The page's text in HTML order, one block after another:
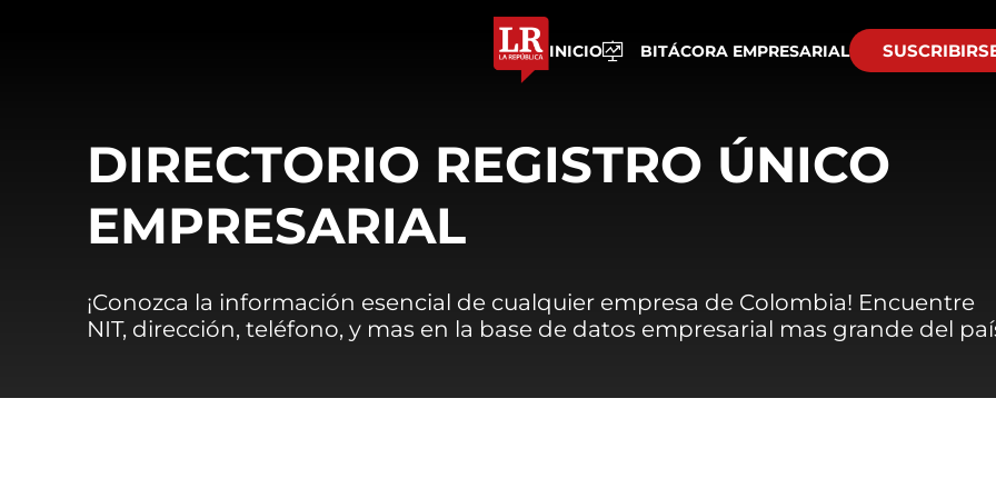
INICIO BITÁCORA EMPRESARIAL
DIRECTORIO REGISTRO ÚNICO
EMPRESARIAL
¡Conozca la información esencial de cualquier empresa de Colombia! Encuentre
NIT, dirección, teléfono, y mas en la base de datos empresarial mas grande del